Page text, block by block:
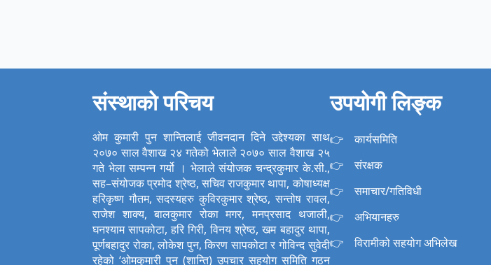
संस्थाको परिचय
ओम कुमारी पुन शान्तिलाई जीवनदान दिने उद्देश्यका साथ
२०७० साल वैशाख २४ गतेको भेलाले २०७० साल वैशाख २५
गते भेला सम्पन्न गर्यो । भेलाले संयोजक चन्द्रकुमार के.सी.,
सह–संयोजक प्रमोद श्रेष्ठ, सचिव राजकुमार थापा, कोषाध्यक्ष
हरिकृष्ण गौतम, सदस्यहरु कुविरकुमार श्रेष्ठ, सन्तोष रावल,
राजेश शाक्य, बालकुमार रोका मगर, मनप्रसाद थजाली,
घनश्याम सापकोटा, हरि गिरी, विनय श्रेष्ठ, खम बहादुर थापा,
पूर्णबहादुर रोका, लोकेश पुन, किरण सापकोटा र गोविन्द सुवेदी
रहेको ‘ओमकुमारी पुन (शान्ति) उपचार सहयोग समिति गठन
उपयोगी लिङ्क
कार्यसमिति
संरक्षक
समाचार/गतिविधी
अभियानहरु
विरामीको सहयोग अभिलेख